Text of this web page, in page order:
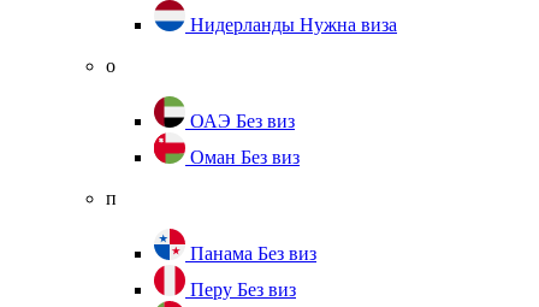
Нидерланды Нужна виза
о
ОАЭ Без виз
Оман Без виз
п
Панама Без виз
Перу Без виз